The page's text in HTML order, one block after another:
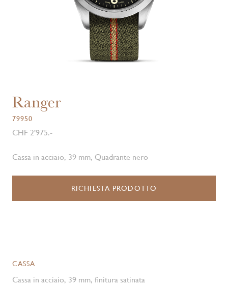
Ranger
79950
CHF 2'975.-
Cassa in acciaio, 39 mm, Quadrante nero
RICHIESTA PRODOTTO
CASSA
Cassa in acciaio, 39 mm, finitura satinata